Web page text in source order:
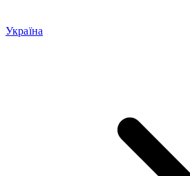
Україна